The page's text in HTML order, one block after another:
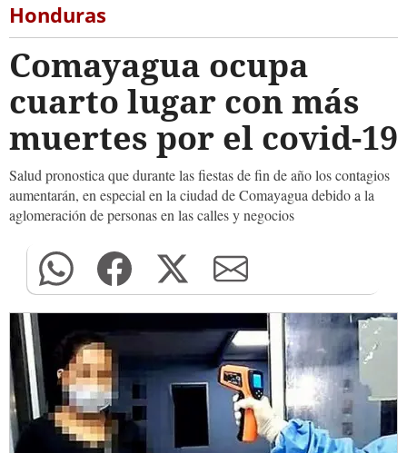
Honduras
Comayagua ocupa
cuarto lugar con más
muertes por el covid-19
Salud pronostica que durante las fiestas de fin de año los contagios
aumentarán, en especial en la ciudad de Comayagua debido a la
aglomeración de personas en las calles y negocios